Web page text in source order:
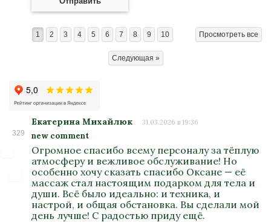
Просмотреть все
1 2 3 4 5 6 7 8 9 10
Следующая »
329
Екатерина Михайлюк 31.03.2026 в 19:36
new comment
Огромное спасибо всему персоналу за тёплую
атмосферу и вежливое обслуживание! Но
особенно хочу сказать спасибо Оксане — её
массаж стал настоящим подарком для тела и
души. Всё было идеально: и техника, и
настрой, и общая обстановка. Вы сделали мой
день лучше! С радостью приду ещё.